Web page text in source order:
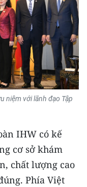
niệm với lãnh đạo Tập
IHW có kế
cơ sở khám
chất lượng cao
Phía Việt